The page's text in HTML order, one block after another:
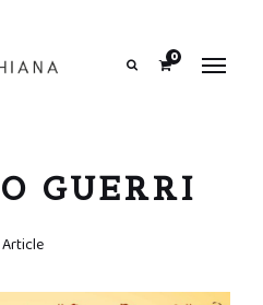
0
GUERRI
Article